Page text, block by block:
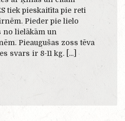
tiek pieskaitīta pie reti
Pieder pie lielo
no lielākām un
Pieaugušas zoss tēva
svars ir 8-11 kg. [...]